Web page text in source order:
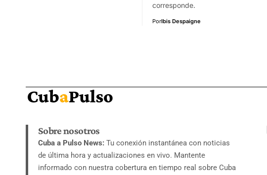
corresponde.
PorIbis Despaigne
Sobre nosotros
Cuba a Pulso News: Tu conexión instantánea con noticias
de última hora y actualizaciones en vivo. Mantente
informado con nuestra cobertura en tiempo real sobre Cuba